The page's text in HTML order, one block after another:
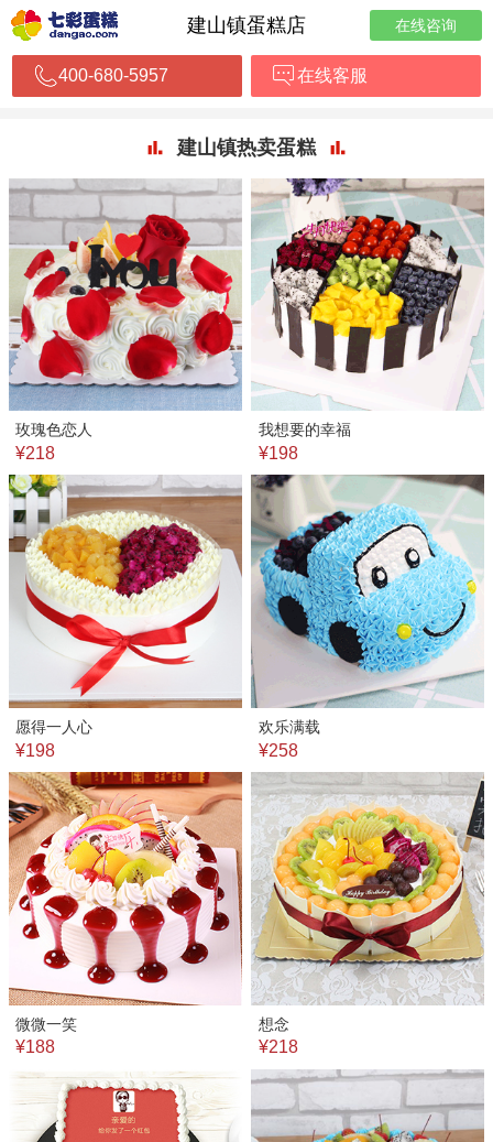
建山镇蛋糕店 在线咨询
400-680-5957 在线客服
建山镇热卖蛋糕
玫瑰色恋人
¥218
我想要的幸福
¥198
愿得一人心
¥198
欢乐满载
¥258
微微一笑
¥188
想念
¥218